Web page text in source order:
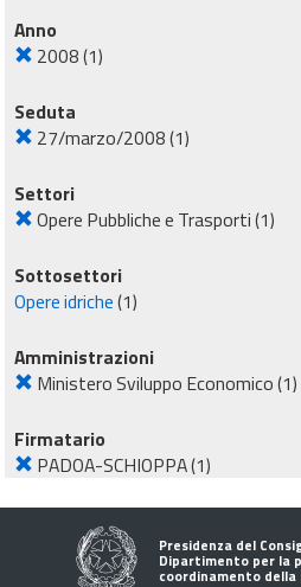
Anno
2008(1)
Seduta
27/marzo/2008(1)
Settori
Opere Pubbliche e Trasporti(1)
Sottosettori
Opere idriche(1)
Amministrazioni
Ministero Sviluppo Economico(1)
Firmatario
PADOA-SCHIOPPA(1)
Presidenza del
Dipartimento per la
coordinamento